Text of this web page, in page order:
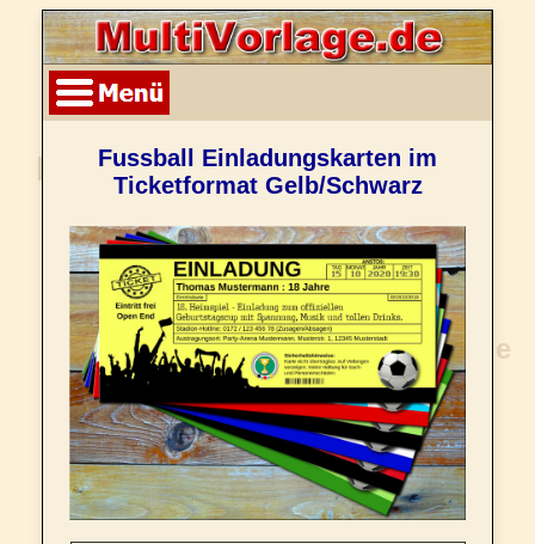
Fussball Einladungskarten im
Ticketformat Gelb/Schwarz